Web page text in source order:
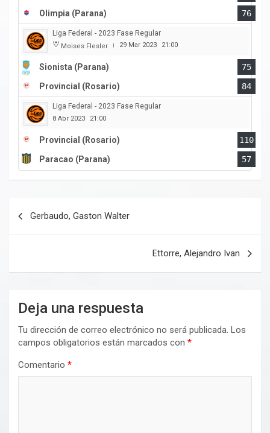
Olimpia (Parana) 76
Liga Federal - 2023 Fase Regular
Moises Flesler | 29 Mar 2023 21:00
Sionista (Parana)
75
Provincial (Rosario)
84
Liga Federal - 2023 Fase Regular
8 Abr 2023 21:00
Provincial (Rosario)
110
Paracao (Parana)
57
Gerbaudo, Gaston Walter
Ettorre, Alejandro Ivan
Deja una respuesta
Tu dirección de correo electrónico no será publicada. Los
campos obligatorios están marcados con *
Comentario *